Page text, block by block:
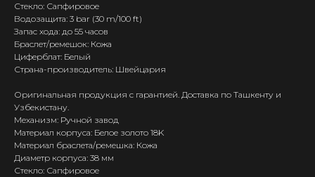
Стекло: Сапфировое
Водозащита: 3 bar (30 m/100 ft)
Запас хода: до 55 часов
Браслет/ремешок: Кожа
Циферблат: Белый
Страна-производитель: Швейцария
Оригинальная продукция с гарантией. Доставка по Ташкенту и
Узбекистану.
Механизм: Ручной завод
Материал корпуса: Белое золото 18K
Материал браслета/ремешка: Кожа
Диаметр корпуса: 38 мм
Стекло: Сапфировое